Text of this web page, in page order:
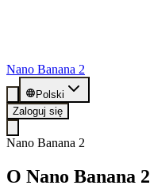
Nano Banana 2
Polski
Zaloguj się
Nano Banana 2
O Nano Banana 2